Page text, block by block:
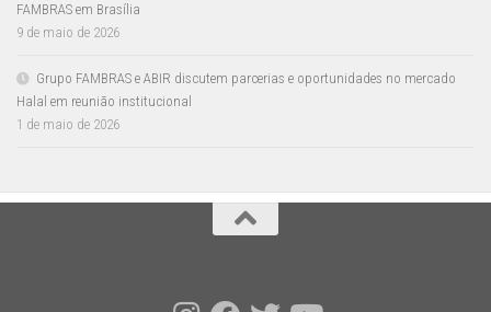
FAMBRAS em Brasília
9 de maio de 2026
Grupo FAMBRAS e ABIR discutem parcerias e oportunidades no mercado
Halal em reunião institucional
1 de maio de 2026